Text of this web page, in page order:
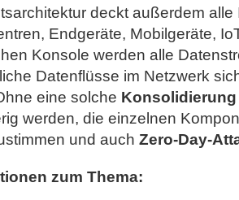
deckt außerdem
Endgeräte, Mobilgeräte,
Konsole werden alle
Datenflüsse im Netzwerk
eine solche Konsolidierung
werden, die einzelnen
und auch Zero-Day-
zum Thema: